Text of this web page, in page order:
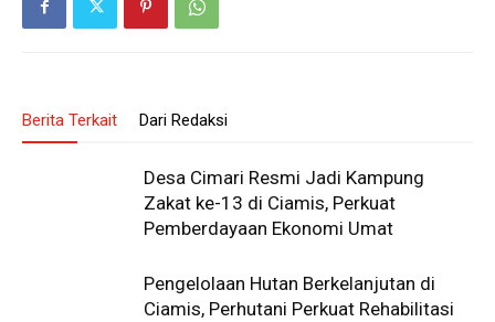
Berita Terkait Dari Redaksi
Desa Cimari Resmi Jadi Kampung
Zakat ke-13 di Ciamis, Perkuat
Pemberdayaan Ekonomi Umat
Pengelolaan Hutan Berkelanjutan di
Ciamis, Perhutani Perkuat Rehabilitasi